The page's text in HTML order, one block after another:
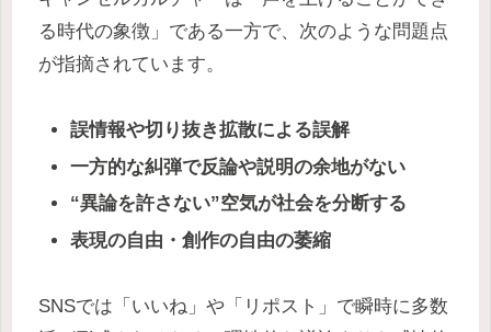
る時代の象徴」である一方で、次のような問題点
が指摘されています。
誤情報や切り抜き拡散による誤解
一方的な糾弾で反論や説明の余地がない
“異論を許さない”空気が社会を分断する
表現の自由・創作の自由の萎縮
SNSでは「いいね」や「リポスト」で瞬時に多数